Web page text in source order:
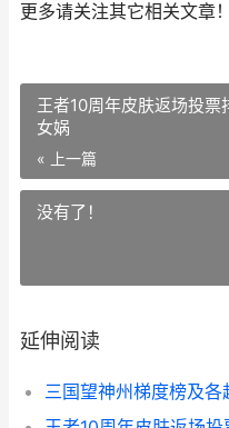
更多请关注其它相关文章！
王者10周年皮肤返场投票
女娲
« 上一篇
没有了！
延伸阅读
三国望神州梯度榜及